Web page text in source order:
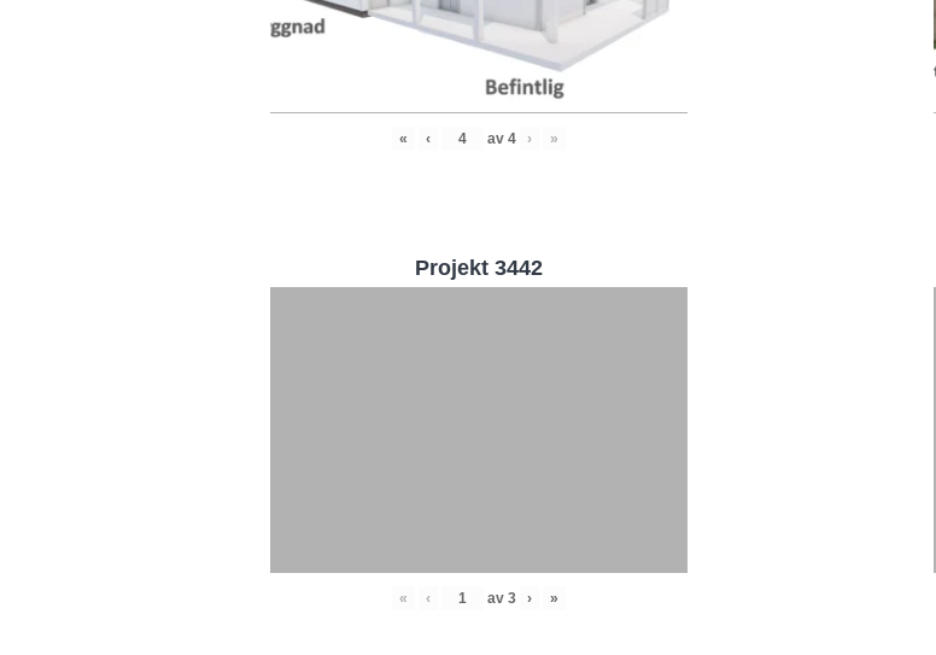
« ‹ av 4 › »
Projekt 3442
« ‹ av 3 › »